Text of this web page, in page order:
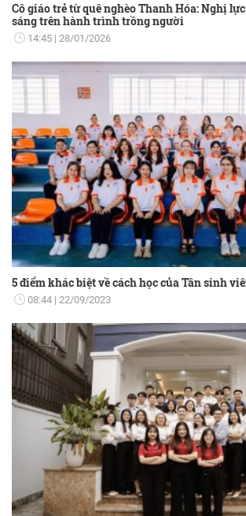
Cô giáo trẻ từ quê nghèo Thanh Hóa: Nghị
sáng trên hành trình trồng người
14:45 28/01/2026
5 điểm khác biệt về cách học của Tân sinh
08:44 22/09/2023